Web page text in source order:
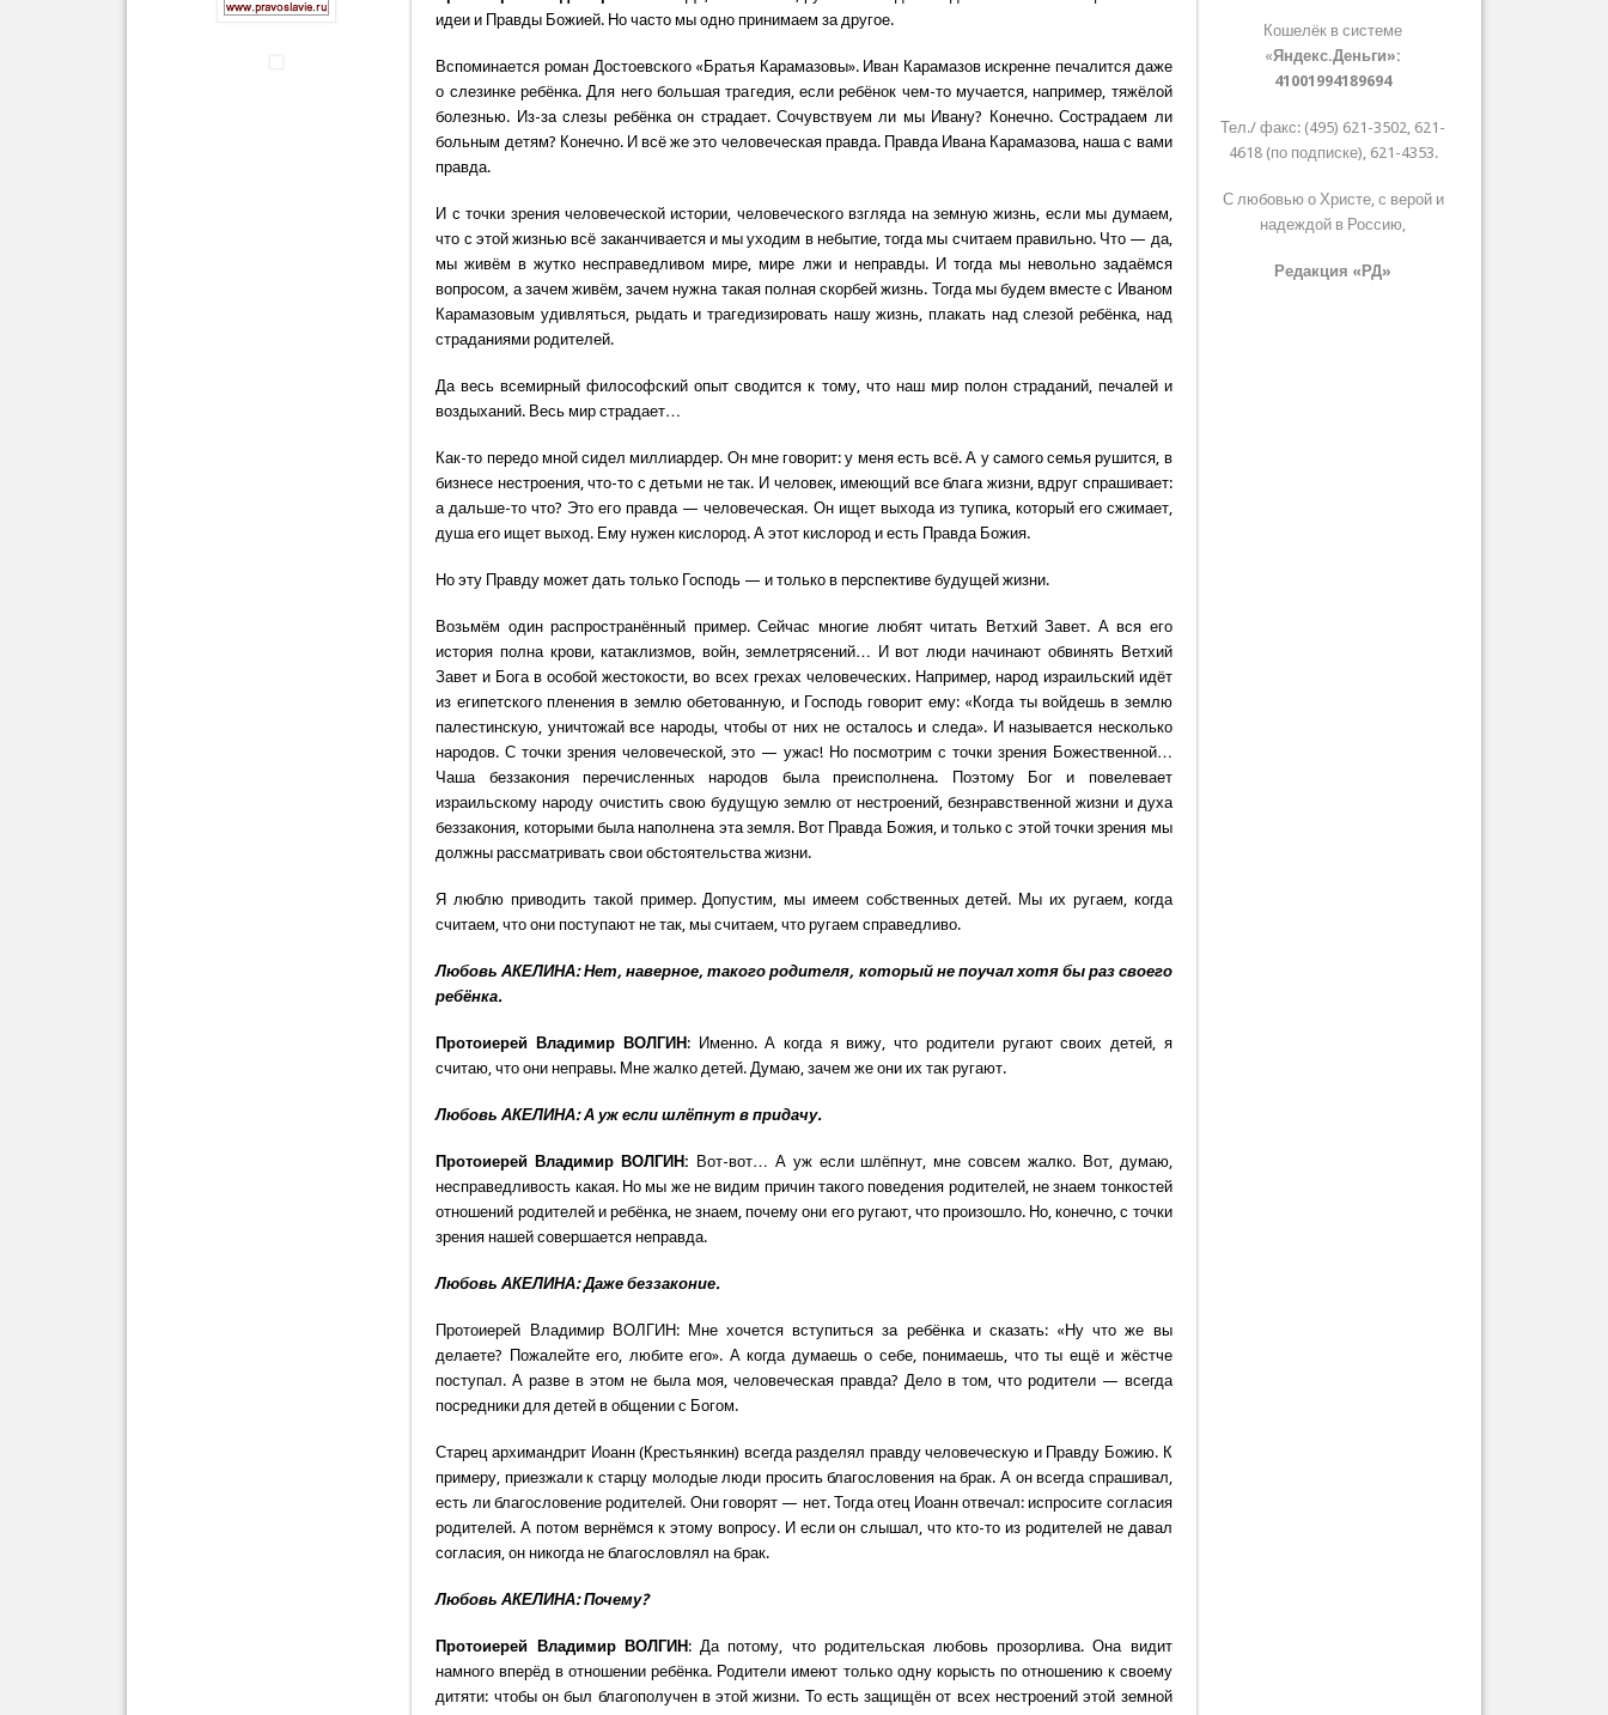
идеи и Правды Божией. Но часто мы одно принимаем за другое.
Вспоминается роман Достоевского «Братья Карамазовы». Иван Карамазов искренне печалится даже
о слезинке ребёнка. Для него большая трагедия, если ребёнок чем-то мучается, например, тяжёлой
болезнью. Из-за слезы ребёнка он страдает. Сочувствуем ли мы Ивану? Конечно. Сострадаем ли
больным детям? Конечно. И всё же это человеческая правда. Правда Ивана Карамазова, наша с вами
правда.
И с точки зрения человеческой истории, человеческого взгляда на земную жизнь, если мы думаем,
что с этой жизнью всё заканчивается и мы уходим в небытие, тогда мы считаем правильно. Что — да,
мы живём в жутко несправедливом мире, мире лжи и неправды. И тогда мы невольно задаёмся
вопросом, а зачем живём, зачем нужна такая полная скорбей жизнь. Тогда мы будем вместе с Иваном
Карамазовым удивляться, рыдать и трагедизировать нашу жизнь, плакать над слезой ребёнка, над
страданиями родителей.
Да весь всемирный философский опыт сводится к тому, что наш мир полон страданий, печалей и
воздыханий. Весь мир страдает…
Как-то передо мной сидел миллиардер. Он мне говорит: у меня есть всё. А у самого семья рушится, в
бизнесе нестроения, что-то с детьми не так. И человек, имеющий все блага жизни, вдруг спрашивает:
а дальше-то что? Это его правда — человеческая. Он ищет выхода из тупика, который его сжимает,
душа его ищет выход. Ему нужен кислород. А этот кислород и есть Правда Божия.
Но эту Правду может дать только Господь — и только в перспективе будущей жизни.
Возьмём один распространённый пример. Сейчас многие любят читать Ветхий Завет. А вся его
история полна крови, катаклизмов, войн, землетрясений… И вот люди начинают обвинять Ветхий
Завет и Бога в особой жестокости, во всех грехах человеческих. Например, народ израильский идёт
из египетского пленения в землю обетованную, и Господь говорит ему: «Когда ты войдешь в землю
палестинскую, уничтожай все народы, чтобы от них не осталось и следа». И называется несколько
народов. С точки зрения человеческой, это — ужас! Но посмотрим с точки зрения Божественной…
Чаша беззакония перечисленных народов была преисполнена. Поэтому Бог и повелевает
израильскому народу очистить свою будущую землю от нестроений, безнравственной жизни и духа
беззакония, которыми была наполнена эта земля. Вот Правда Божия, и только с этой точки зрения мы
должны рассматривать свои обстоятельства жизни.
Я люблю приводить такой пример. Допустим, мы имеем собственных детей. Мы их ругаем, когда
считаем, что они поступают не так, мы считаем, что ругаем справедливо.
Любовь АКЕЛИНА: Нет, наверное, такого родителя, который не поучал хотя бы раз своего
ребёнка.
Протоиерей Владимир ВОЛГИН : Именно. А когда я вижу, что родители ругают своих детей, я
считаю, что они неправы. Мне жалко детей. Думаю, зачем же они их так ругают.
Любовь АКЕЛИНА: А уж если шлёпнут в придачу.
Протоиерей Владимир ВОЛГИН: Вот-вот… А уж если шлёпнут, мне совсем жалко. Вот, думаю,
несправедливость какая. Но мы же не видим причин такого поведения родителей, не знаем тонкостей
отношений родителей и ребёнка, не знаем, почему они его ругают, что произошло. Но, конечно, с точки
зрения нашей совершается неправда.
Любовь АКЕЛИНА: Даже беззаконие.
Протоиерей Владимир ВОЛГИН: Мне хочется вступиться за ребёнка и сказать: «Ну что же вы
делаете? Пожалейте его, любите его». А когда думаешь о себе, понимаешь, что ты ещё и жёстче
поступал. А разве в этом не была моя, человеческая правда? Дело в том, что родители — всегда
посредники для детей в общении с Богом.
Старец архимандрит Иоанн (Крестьянкин) всегда разделял правду человеческую и Правду Божию. К
примеру, приезжали к старцу молодые люди просить благословения на брак. А он всегда спрашивал,
есть ли благословение родителей. Они говорят — нет. Тогда отец Иоанн отвечал: испросите согласия
родителей. А потом вернёмся к этому вопросу. И если он слышал, что кто-то из родителей не давал
согласия, он никогда не благословлял на брак.
Любовь АКЕЛИНА: Почему?
Протоиерей Владимир ВОЛГИН : Да потому, что родительская любовь прозорлива. Она видит
намного вперёд в отношении ребёнка. Родители имеют только одну корысть по отношению к своему
дитяти: чтобы он был благополучен в этой жизни. То есть защищён от всех нестроений этой земной
Кошелёк в системе
«Яндекс.Деньги»:
41001994189694
Тел./ факс: (495) 621-3502, 621-
4618 (по подписке), 621-4353.
С любовью о Христе, с верой и
надеждой в Россию,
Редакция «РД»